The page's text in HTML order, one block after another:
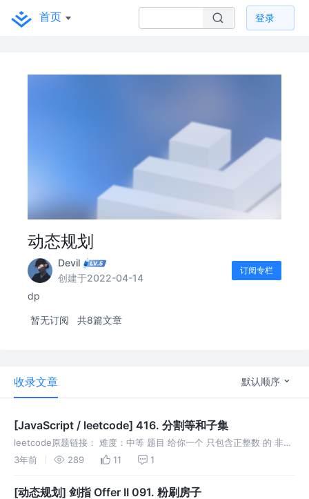
首页 登录
动态规划
Devil
创建于2022-04-14
订阅专栏
dp
暂无订阅 共8篇文章
收录文章 默认顺序
[JavaScript / leetcode] 416. 分割等和子集
leetcode原题链接： 难度：中等 题目 给你一个 只包含正整数 的 非空
数组 nums 。请你判断是否可以将这个数组分割成两个子集，使得两个
3年前 289 11 1
[动态规划] 剑指 Offer II 091. 粉刷房子